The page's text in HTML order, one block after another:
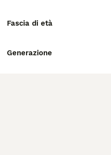
Fascia di età
Generazione